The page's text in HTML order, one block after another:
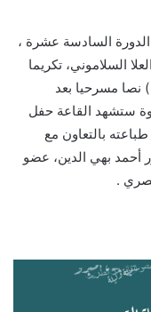
السادسة عشرة ،
السلاموني، تكريما
وتخليدا لاسمه، وتسابق خلالها حوالي ( 167 ) نصا مسرحيا بعد
ستشهد القاعة حفل
بالتعاون مع
أحمد بهي الدين، عضو
.